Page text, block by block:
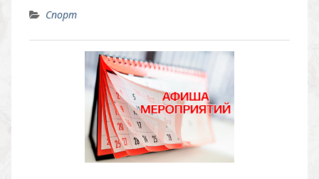
o
kl
as
s
ni
ki
gr
a
m
s
A
p
p
y
Li
n
k
Спорт